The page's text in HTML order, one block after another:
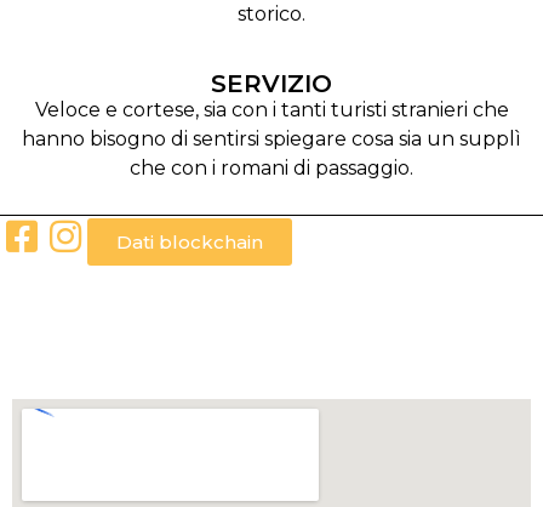
storico.
SERVIZIO
Veloce e cortese, sia con i tanti turisti stranieri che
hanno bisogno di sentirsi spiegare cosa sia un supplì
che con i romani di passaggio.
Dati blockchain